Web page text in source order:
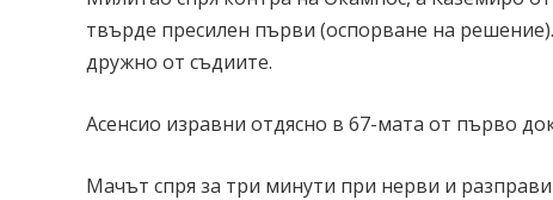
твърде пресилен първи (оспорване на
дружно от съдиите.
Асенсио изравни отдясно в 67-мата от първо
Мачът спря за три минути при нерви и